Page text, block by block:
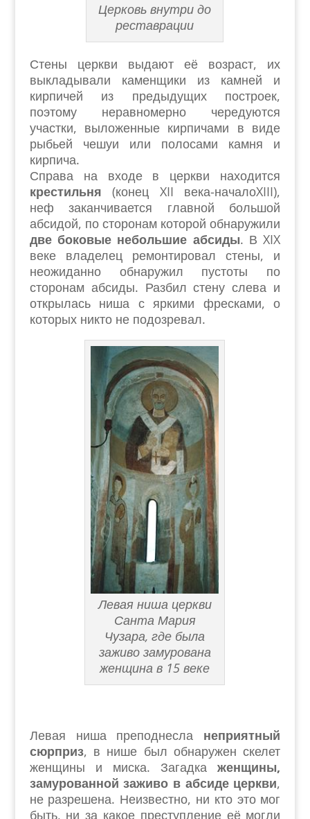
Церковь внутри до
реставрации
Стены церкви выдают её возраст, их
выкладывали каменщики из камней и
кирпичей из предыдущих построек,
поэтому неравномерно чередуются
участки, выложенные кирпичами в виде
рыбьей чешуи или полосами камня и
кирпича.
Справа на входе в церкви находится
крестильня (конец XII века-началоXIII),
неф заканчивается главной большой
абсидой, по сторонам которой обнаружили
две боковые небольшие абсиды. В XIX
веке владелец ремонтировал стены, и
неожиданно обнаружил пустоты по
сторонам абсиды. Разбил стену слева и
открылась ниша с яркими фресками, о
которых никто не подозревал.
Левая ниша церкви
Санта Мария
Чузара, где была
заживо замурована
женщина в 15 веке
Левая ниша преподнесла неприятный
сюрприз, в нише был обнаружен скелет
женщины и миска. Загадкаженщины,
замурованной заживо в абсиде церкви,
не разрешена. Неизвестно, ни кто это мог
быть, ни за какое преступление её могли